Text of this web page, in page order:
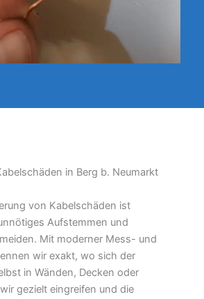
in Berg b. Neumarkt
von Kabelschäden ist
Aufstemmen und
Mit moderner Mess- und
wir exakt, wo sich der
in Wänden, Decken oder
gezielt eingreifen und die